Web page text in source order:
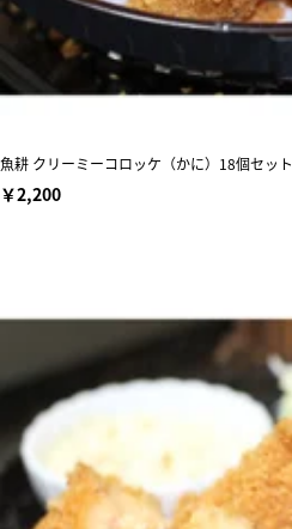
魚耕 クリーミーコロッケ（かに）18個セット
￥2,200